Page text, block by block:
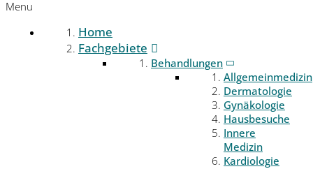
Menu
Home
Fachgebiete
Behandlungen
Allgemeinmedizin
Dermatologie
Gynäkologie
Hausbesuche
Innere
Medizin
Kardiologie